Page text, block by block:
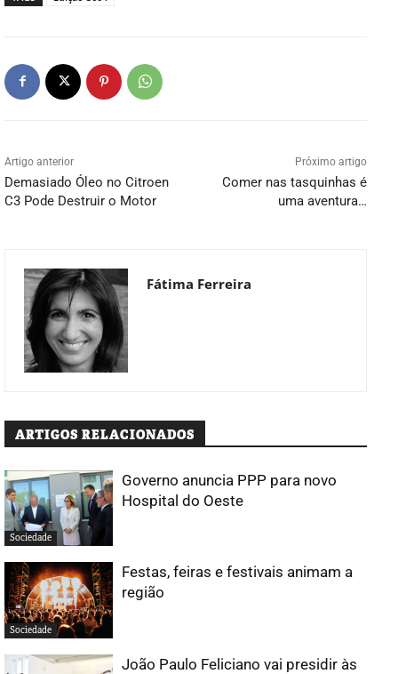
Artigo anterior
Demasiado Óleo no Citroen
C3 Pode Destruir o Motor
Próximo artigo
Comer nas tasquinhas é
uma aventura…
Fátima Ferreira
ARTIGOS RELACIONADOS
Sociedade
Governo anuncia PPP para novo
Hospital do Oeste
Sociedade
Festas, feiras e festivais animam a
região
João Paulo Feliciano vai presidir às